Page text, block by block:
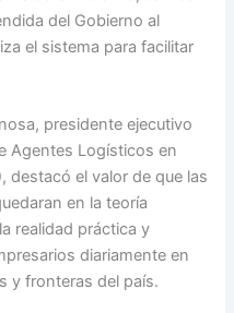
del Gobierno al
el sistema para facilitar
presidente ejecutivo
Agentes Logísticos en
destacó el valor de que las
en la teoría
realidad práctica y
diariamente en
y fronteras del país.